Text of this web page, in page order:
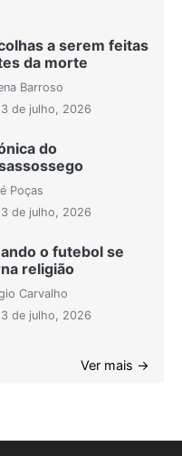
a serem feitas
da morte
Barroso
de julho, 2026
do
Poças
de julho, 2026
o futebol se
religião
Carvalho
de julho, 2026
Ver mais →